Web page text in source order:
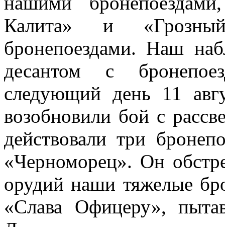
Калита» и
бронепоездами. Наш
десантом с
следующий день 11
возобновили бой с
действовали три
«Черноморец». Он
орудий наши тяжелые
«Слава Офицеру»,